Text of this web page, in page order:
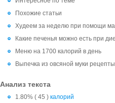
Похожие статьи
Худеем за неделю при помощи
Какие печенья можно есть при
Меню на 1700 калорий в день
Выпечка из овсяной муки
Анализ текста
1.80% ( 45 ) калорий